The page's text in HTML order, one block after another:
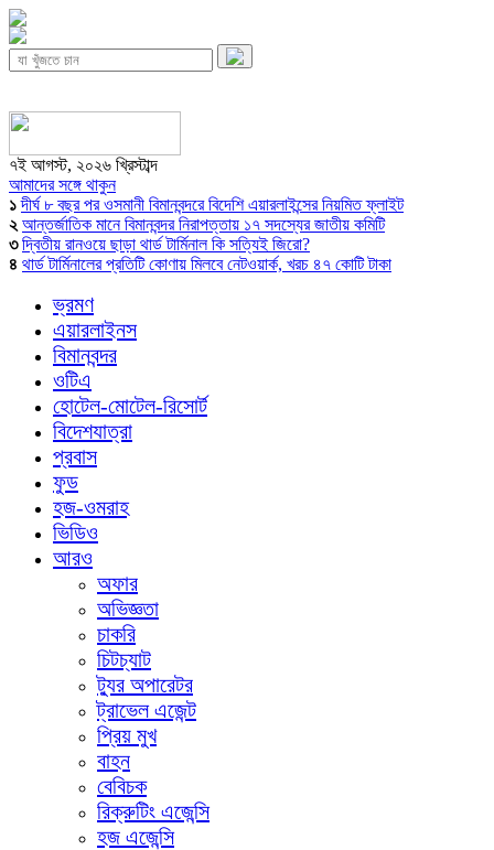
৭ই আগস্ট, ২০২৬ খ্রিস্টাব্দ
আমাদের সঙ্গে থাকুন
১ দীর্ঘ ৮ বছর পর ওসমানী বিমানবন্দরে বিদেশি এয়ারলাইন্সের নিয়মিত ফ্লাইট
২ আন্তর্জাতিক মানে বিমানবন্দর নিরাপত্তায় ১৭ সদস্যের জাতীয় কমিটি
৩ দ্বিতীয় রানওয়ে ছাড়া থার্ড টার্মিনাল কি সত্যিই জিরো?
৪ থার্ড টার্মিনালের প্রতিটি কোণায় মিলবে নেটওয়ার্ক, খরচ ৪৭ কোটি টাকা
ভ্রমণ
এয়ারলাইনস
বিমানবন্দর
ওটিএ
হোটেল-মোটেল-রিসোর্ট
বিদেশযাত্রা
প্রবাস
ফুড
হজ-ওমরাহ
ভিডিও
আরও
অফার
অভিজ্ঞতা
চাকরি
চিটচ্যাট
ট্যুর অপারেটর
ট্রাভেল এজেন্ট
প্রিয় মুখ
বাহন
বেবিচক
রিক্রুটিং এজেন্সি
হজ এজেন্সি